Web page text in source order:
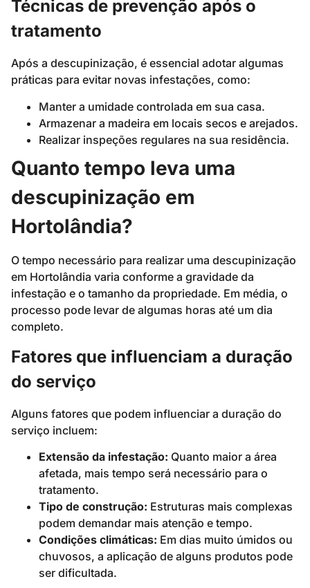
Técnicas de prevenção após o
tratamento
Após a descupinização, é essencial adotar algumas
práticas para evitar novas infestações, como:
Manter a umidade controlada em sua casa.
Armazenar a madeira em locais secos e arejados.
Realizar inspeções regulares na sua residência.
Quanto tempo leva uma
descupinização em
Hortolândia?
O tempo necessário para realizar uma descupinização
em Hortolândia varia conforme a gravidade da
infestação e o tamanho da propriedade. Em média, o
processo pode levar de algumas horas até um dia
completo.
Fatores que influenciam a duração
do serviço
Alguns fatores que podem influenciar a duração do
serviço incluem:
Extensão da infestação: Quanto maior a área
afetada, mais tempo será necessário para o
tratamento.
Tipo de construção: Estruturas mais complexas
podem demandar mais atenção e tempo.
Condições climáticas: Em dias muito úmidos ou
chuvosos, a aplicação de alguns produtos pode
ser dificultada.